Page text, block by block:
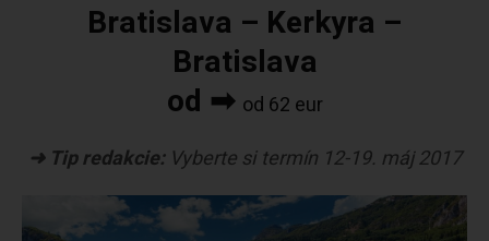
Bratislava – Kerkyra –
Bratislava
od ➡ od 62 eur
➜ Tip redakcie:Vyberte si termín 12-19. máj 2017